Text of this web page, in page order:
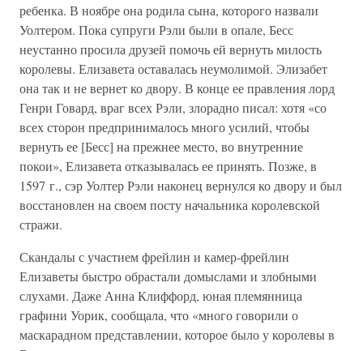
ребенка. В ноябре она родила сына, которого назвали
Уолтером. Пока супруги Рэли были в опале, Бесс
неустанно просила друзей помочь ей вернуть милость
королевы. Елизавета оставалась неумолимой. Элизабет
она так и не вернет ко двору. В конце ее правления лорд
Генри Говард, враг всех Рэли, злорадно писал: хотя «со
всех сторон предпринималось много усилий, чтобы
вернуть ее [Бесс] на прежнее место, во внутренние
покои», Елизавета отказывалась ее принять. Позже, в
1597 г., сэр Уолтер Рэли наконец вернулся ко двору и был
восстановлен на своем посту начальника королевской
стражи.
Скандалы с участием фрейлин и камер-фрейлин
Елизаветы быстро обрастали домыслами и злобными
слухами. Даже Анна Клиффорд, юная племянница
графини Уорик, сообщала, что «много говорили о
маскарадном представлении, которое было у королевы в